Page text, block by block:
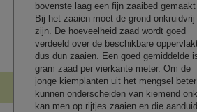
bovenste laag een fijn zaaibed
Bij het zaaien moet de grond onkruidvrij
zijn. De hoeveelheid zaad wordt goed
verdeeld over de beschikbare
dus dun zaaien. Een goed gemiddelde
gram zaad per vierkante meter. Om de
jonge kiemplanten uit het mengsel
kunnen onderscheiden van kiemend
kan men op rijtjes zaaien en die